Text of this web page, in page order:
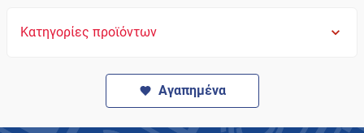
Κατηγορίες προϊόντων
Αγαπημένα